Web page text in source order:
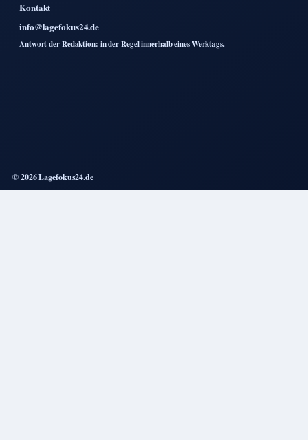
Kontakt
info@lagefokus24.de
Antwort der Redaktion: in der Regel innerhalb eines Werktags.
© 2026 Lagefokus24.de